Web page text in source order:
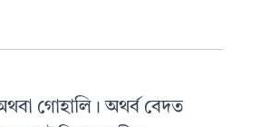
গোহালি। অথৰ্ব বেদত